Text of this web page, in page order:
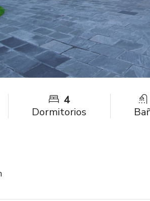
4
Dormitorios